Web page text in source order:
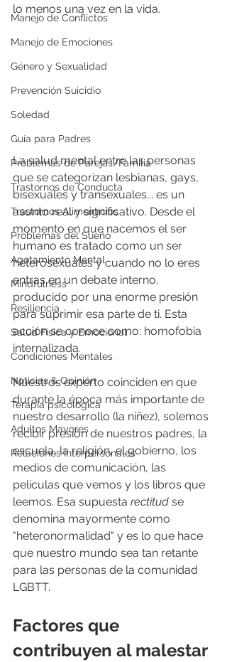
Manejo de Conflictos
Manejo de Emociones
Género y Sexualidad
Prevención Suicidio
Soledad
Guía para Padres
Problemas de Parejas/Familia
Trastornos de Conducta
Trastornos Alimenticios
Problemas del Sueño
Agotamiento Mental
Mindfulness
Resiliencia
Salud Física y Emocional
Condiciones Mentales
Noticias & Opinión
Terapia psicológica
Adultos Mayores
Relaciones Interpersonales
lo menos una vez en la vida.
La salud mental entre las personas
que se categorizan lesbianas, gays,
bisexuales y transexuales... es un
asunto real y significativo. Desde el
momento en que nacemos el ser
humano es tratado como un ser
heterosexuales y cuando no lo eres
entras en un debate interno,
producido por una enorme presión
para suprimir esa parte de ti. Esta
acción se conoce como: homofobia
internalizada.
Nuestros experto coinciden en que
durante la época más importante de
nuestro desarrollo (la niñez), solemos
recibir presión de nuestros padres, la
escuela, la religión, el gobierno, los
medios de comunicación, las
películas que vemos y los libros que
leemos. Esa supuesta rectitud se
denomina mayormente como
"heteronormalidad" y es lo que hace
que nuestro mundo sea tan retante
para las personas de la comunidad
LGBTT.
Factores que
contribuyen al malestar